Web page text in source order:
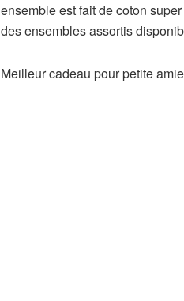
ensemble est fait de coton
des ensembles assortis
Meilleur cadeau pour petite